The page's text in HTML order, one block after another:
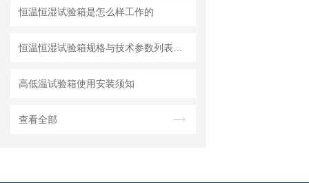
恒温恒湿试验箱是怎么样工作的
高低温试验箱使用安装须知
查看全部